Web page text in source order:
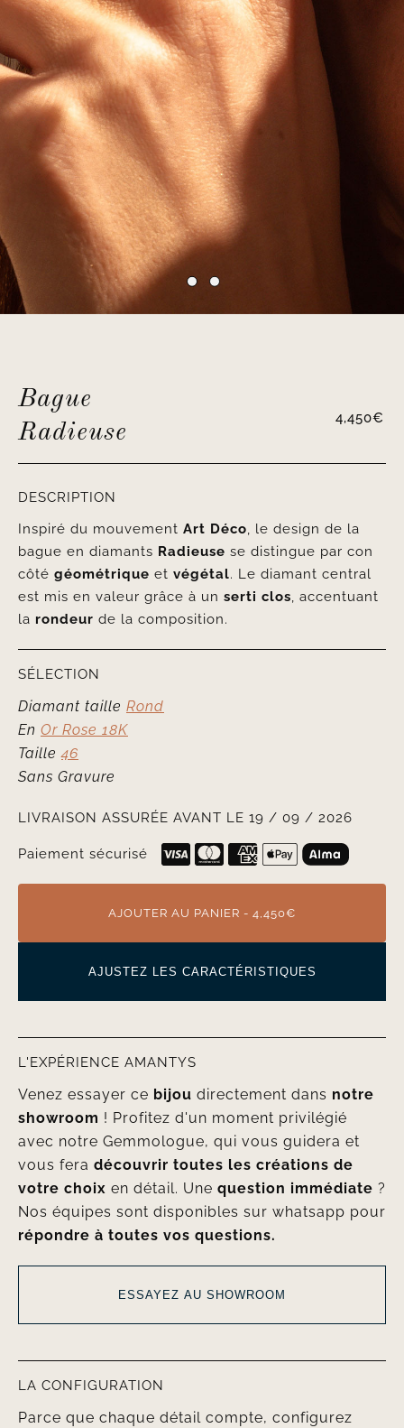
Bague
Radieuse
4,450€
DESCRIPTION
Inspiré du mouvement Art Déco, le design de la
bague en diamants Radieuse se distingue par con
côté géométrique et végétal. Le diamant central
est mis en valeur grâce à un serti clos, accentuant
la rondeur de la composition.
SÉLECTION
Diamant taille Rond
En Or Rose 18K
Taille46
Sans Gravure
LIVRAISON ASSURÉE AVANT LE 19 / 09 / 2026
Paiement sécurisé
AJOUTER AU PANIER - 4,450€
AJUSTEZ LES CARACTÉRISTIQUES
L'EXPÉRIENCE AMANTYS
Venez essayer ce bijou directement dans notre
showroom ! Profitez d'un moment privilégié
avec notre Gemmologue, qui vous guidera et
vous fera découvrir toutes les créations de
votre choix en détail. Une question immédiate ?
Nos équipes sont disponibles sur whatsapp pour
répondre à toutes vos questions.
ESSAYEZ AU SHOWROOM
LA CONFIGURATION
Parce que chaque détail compte, configurez